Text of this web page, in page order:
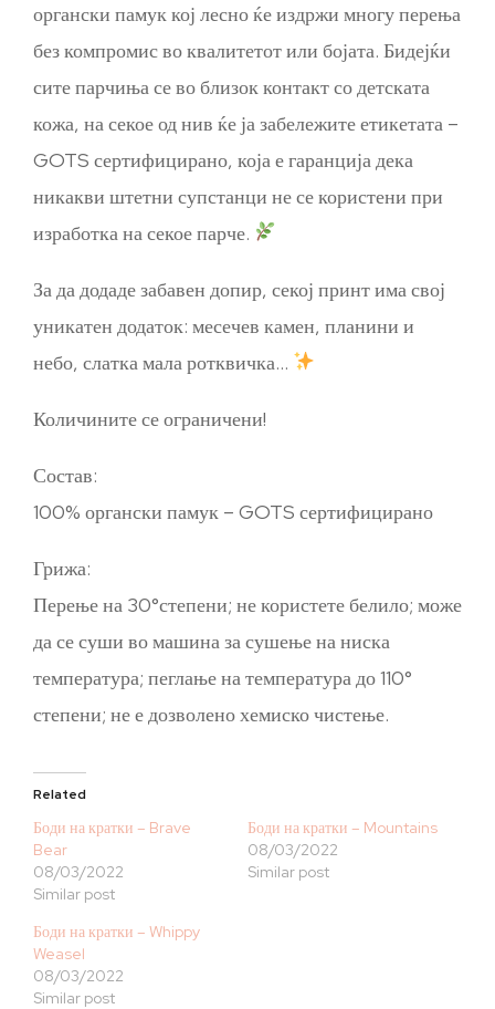
органски памук кој лесно ќе издржи многу перења
без компромис во квалитетот или бојата. Бидејќи
сите парчиња се во близок контакт со детската
кожа, на секое од нив ќе ја забележите етикетата –
GOTS сертифицирано, која е гаранција дека
никакви штетни супстанци не се користени при
изработка на секое парче.
За да додаде забавен допир, секој принт има свој
уникатен додаток: месечев камен, планини и
небо, слатка мала ротквичка…
Количините се ограничени!
Состав:
100% органски памук – GOTS сертифицирано
Грижа:
Перење на 30°степени; не користете белило; може
да се суши во машина за сушење на ниска
температура; пеглање на температура до 110°
степени; не е дозволено хемиско чистење.
Related
Боди на кратки – Brave
Bear
08/03/2022
Similar post
Боди на кратки – Mountains
08/03/2022
Similar post
Боди на кратки – Whippy
Weasel
08/03/2022
Similar post